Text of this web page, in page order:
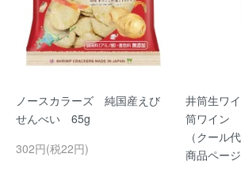
ノースカラーズ 純国産えび
せんべい 65g
302円(税22円)
井筒生ワ
筒ワイ
（クール
商品ページ